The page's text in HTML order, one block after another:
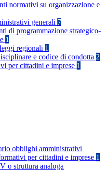
normativi su organizzazione e
generali 7
di programmazione strategico-
1
regionali 1
e codice di condotta 2
per cittadini e imprese 1
obblighi amministrativi
per cittadini e imprese 1
o struttura analoga